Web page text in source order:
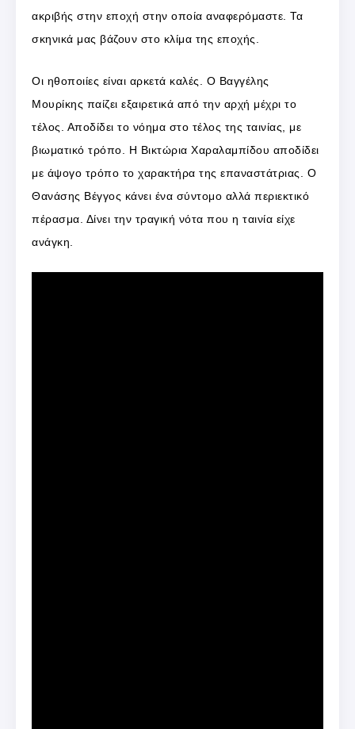
ακριβής στην εποχή στην οποία αναφερόμαστε. Τα
σκηνικά μας βάζουν στο κλίμα της εποχής.
Οι ηθοποιίες είναι αρκετά καλές. Ο Βαγγέλης
Μουρίκης παίζει εξαιρετικά από την αρχή μέχρι το
τέλος. Αποδίδει το νόημα στο τέλος της ταινίας, με
βιωματικό τρόπο. Η Βικτώρια Χαραλαμπίδου αποδίδει
με άψογο τρόπο το χαρακτήρα της επαναστάτριας. Ο
Θανάσης Βέγγος κάνει ένα σύντομο αλλά περιεκτικό
πέρασμα. Δίνει την τραγική νότα που η ταινία είχε
ανάγκη.